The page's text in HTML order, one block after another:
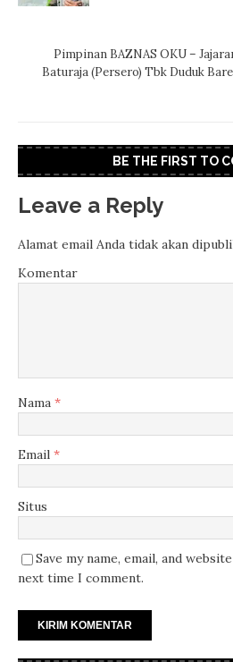
Pimpinan BAZNAS OKU –
Baturaja (Persero) Tbk Duduk
BE THE FIRST TO
Leave a Reply
Alamat email Anda tidak akan
Komentar
Nama *
Email *
Situs
Save my name, email, and
next time I comment.